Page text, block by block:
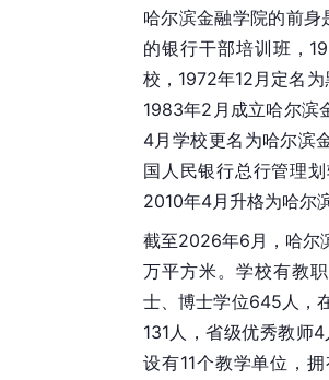
哈尔滨金融学院的前身
的银行干部培训班，
校，1972年12月定名
1983年2月成立哈尔滨
4月学校更名为哈尔滨
国人民银行总行管理
2010年4月升格为哈尔
截至2026年6月，哈尔
万平方米。学校有教
士、博士学位645人，
131人，省级优秀教师
设有11个教学单位，